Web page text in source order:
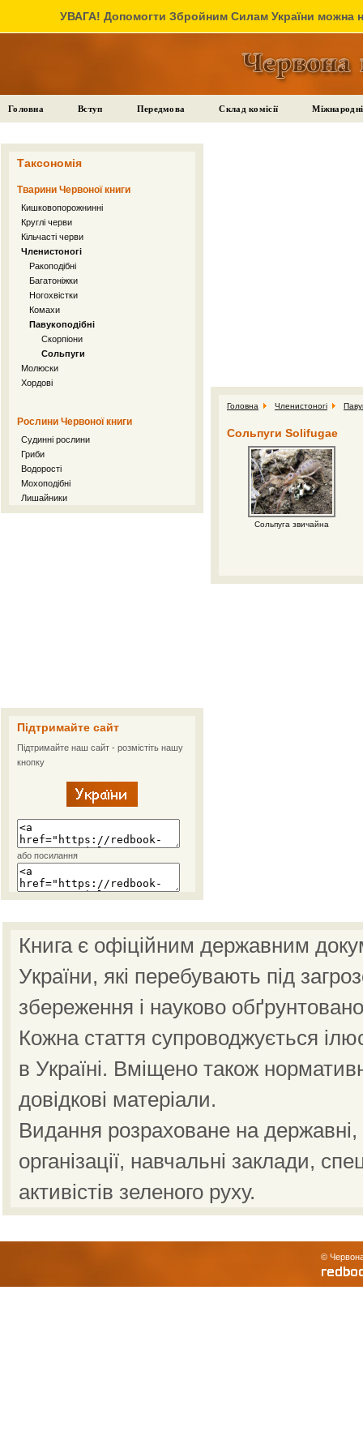
УВАГА! Допомогти Збройним Силам України можна
Головна Вступ Передмова Склад комісії
Таксономія
Тварини Червоної книги
Кишковопорожнинні
Круглі черви
Кільчасті черви
Членистоногі
Ракоподібні
Багатоніжки
Ногохвістки
Комахи
Павукоподібні
Скорпіони
Сольпуги
Молюски
Хордові
Рослини Червоної книги
Судинні рослини
Гриби
Водорості
Мохоподібні
Лишайники
Підтримайте сайт
Підтримайте наш сайт - розмістіть нашу
кнопку
або посилання
Головна Членистоногі
Сольпуги Solifugae
Сольпуга звичайна
Книга є офіційним державним
України, які перебувають під
збереження і науково
Кожна стаття супроводжується
в Україні. Вміщено також
довідкові матеріали.
Видання розраховане на державні,
організації, навчальні заклади,
активістів зеленого руху.
©